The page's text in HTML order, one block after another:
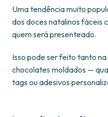
Uma tendência muito
dos doces natalinos fáceis
quem será presenteado.
Isso pode ser feito tanto
chocolates moldados —
tags ou adesivos